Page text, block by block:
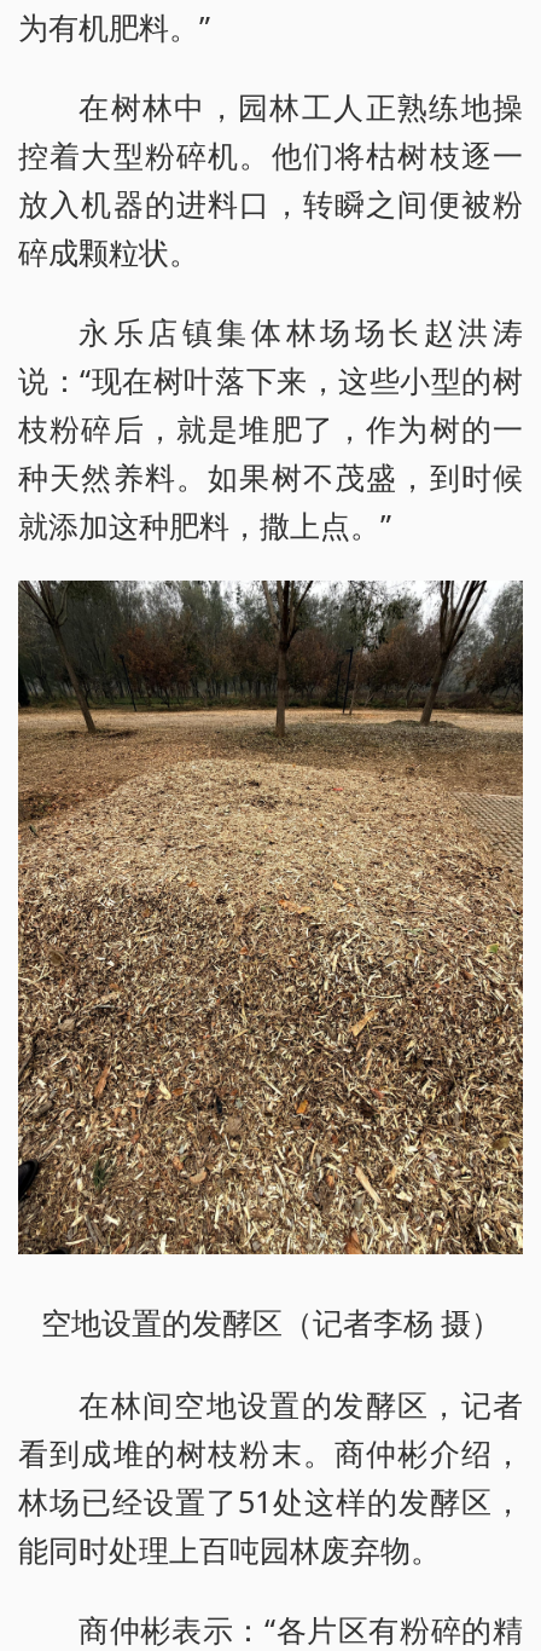
为有机肥料。”
在树林中，园林工人正熟练地操
控着大型粉碎机。他们将枯树枝逐一
放入机器的进料口，转瞬之间便被粉
碎成颗粒状。
永乐店镇集体林场场长赵洪涛
说：“现在树叶落下来，这些小型的树
枝粉碎后，就是堆肥了，作为树的一
种天然养料。如果树不茂盛，到时候
就添加这种肥料，撒上点。”
空地设置的发酵区（记者李杨 摄）
在林间空地设置的发酵区，记者
看到成堆的树枝粉末。商仲彬介绍，
林场已经设置了51处这样的发酵区，
能同时处理上百吨园林废弃物。
商仲彬表示：“各片区有粉碎的精